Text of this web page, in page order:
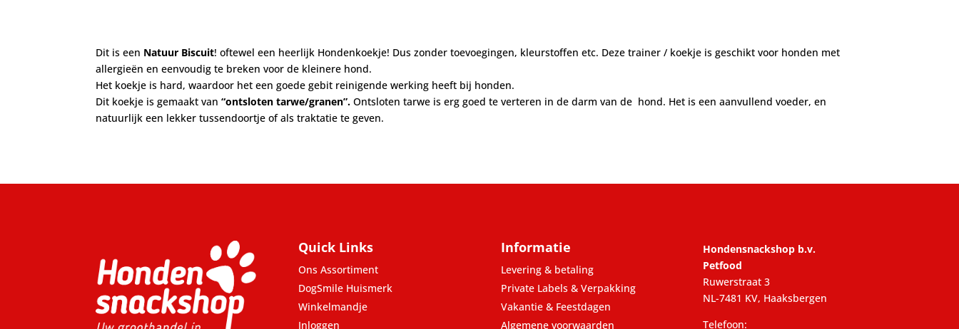
Dit is een Natuur Biscuit! oftewel een heerlijk Hondenkoekje! Dus zonder toevoegingen, kleurstoffen etc. Deze trainer / koekje is geschikt voor honden met
allergieën en eenvoudig te breken voor de kleinere hond.
Het koekje is hard, waardoor het een goede gebit reinigende werking heeft bij honden.
Dit koekje is gemaakt van“ontsloten tarwe/granen”. Ontsloten tarwe is erg goed te verteren in de darm van de hond. Het is een aanvullend voeder, en
natuurlijk een lekker tussendoortje of als traktatie te geven.
Quick Links
Ons Assortiment
DogSmile Huismerk
Winkelmandje
Inloggen
Informatie
Levering & betaling
Private Labels & Verpakking
Vakantie & Feestdagen
Algemene voorwaarden
Hondensnackshop b.v.
Petfood
Ruwerstraat 3
NL-7481 KV, Haaksbergen
Telefoon: